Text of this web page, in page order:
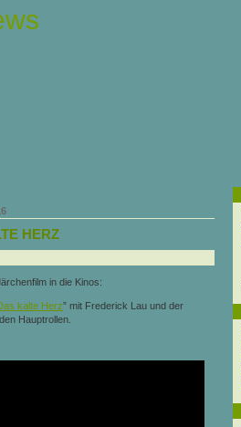
HERZ
in die Kinos:
kalte Herz” mit Frederick Lau und der
Hauptrollen.